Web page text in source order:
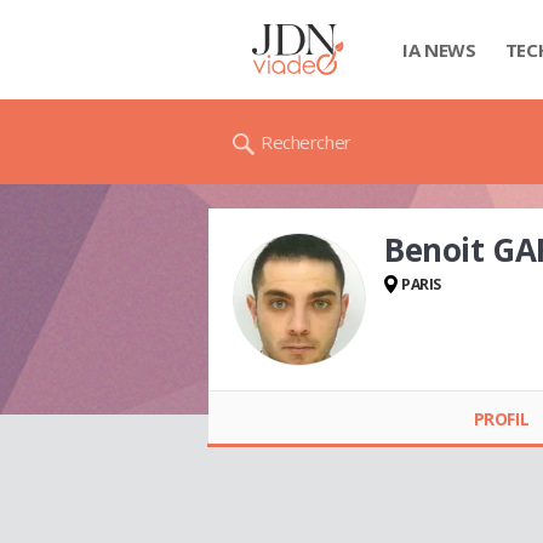
IA NEWS
Rechercher
Benoit
PARIS
PROFIL